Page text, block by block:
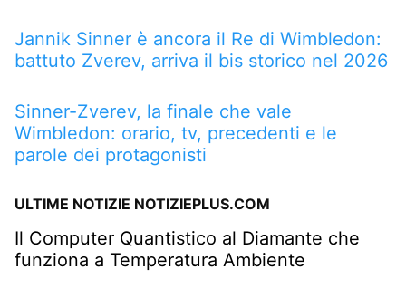
Jannik Sinner è ancora il Re di Wimbledon:
battuto Zverev, arriva il bis storico nel 2026
Sinner-Zverev, la finale che vale
Wimbledon: orario, tv, precedenti e le
parole dei protagonisti
ULTIME NOTIZIE NOTIZIEPLUS.COM
Il Computer Quantistico al Diamante che
funziona a Temperatura Ambiente